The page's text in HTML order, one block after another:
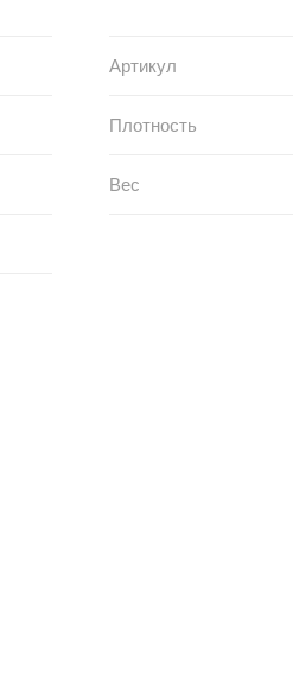
Артикул
Плотность
Вес